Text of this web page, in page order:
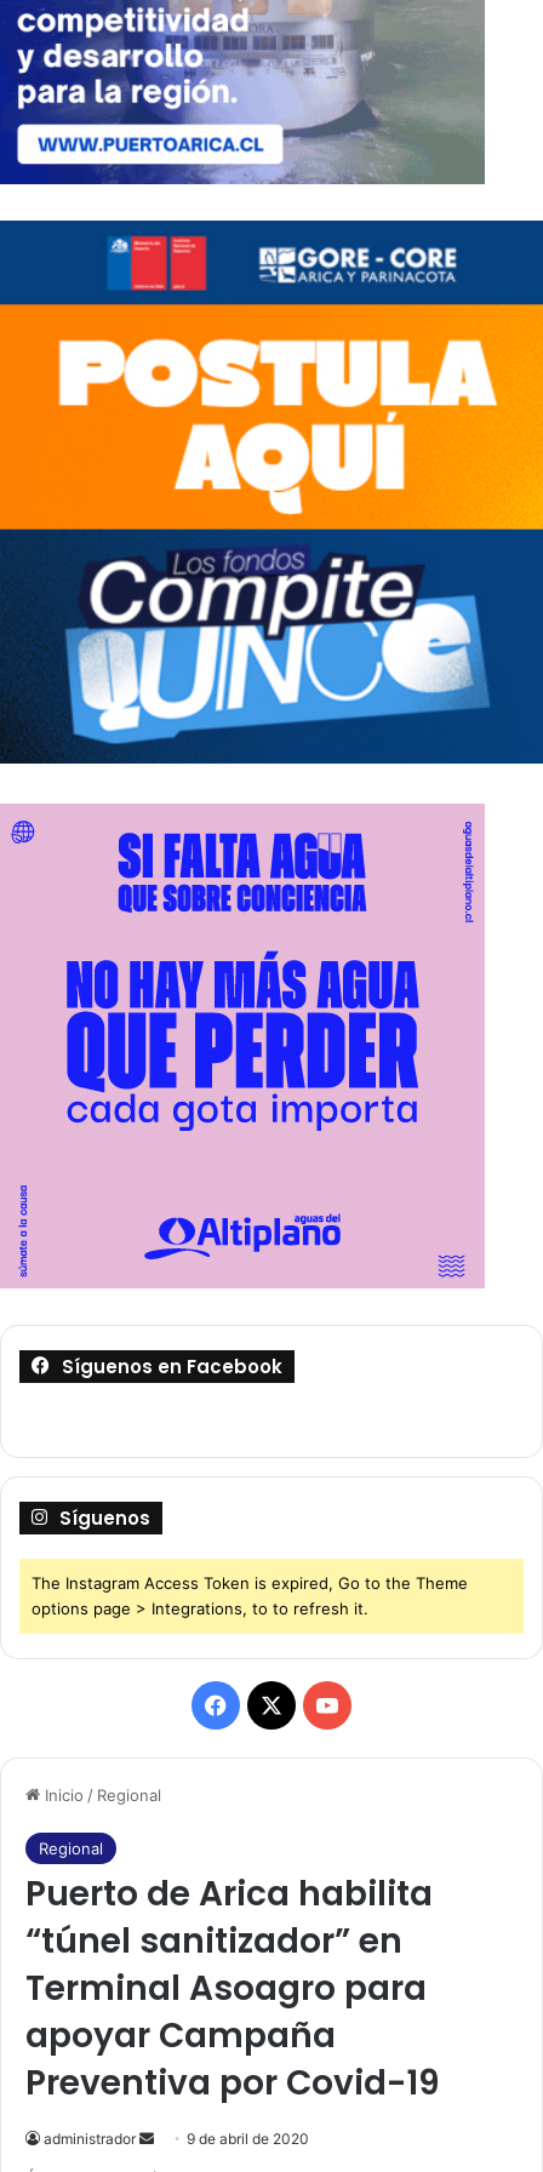
Inicio / Regional
Regional
Puerto de Arica habilita
“túnel sanitizador” en
Terminal Asoagro para
apoyar Campaña
Preventiva por Covid-19
administrador
e
9 de abril de 2020
Síguenos en Facebook
Síguenos
The Instagram Access Token is expired, Go to the Theme
options page > Integrations, to to refresh it.
F
a
b
o
o
k
X
Y
o
u